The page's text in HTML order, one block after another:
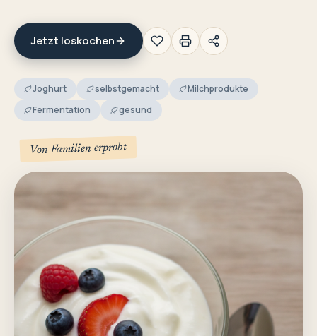
Jetzt loskochen
Joghurt selbstgemacht
Milchprodukte
Fermentation
gesund
Von Familien erprobt